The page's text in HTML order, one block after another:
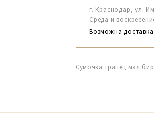
г. Краснодар, ул.
Среда и
Возможна
Сумочка